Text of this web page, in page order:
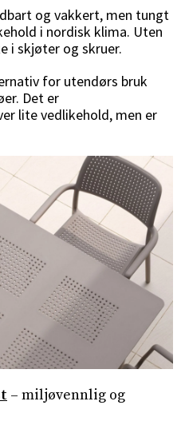
og vakkert, men tungt
i nordisk klima. Uten
i skjøter og skruer.
for utendørs bruk
Det er
lite vedlikehold, men er
– miljøvennlig og